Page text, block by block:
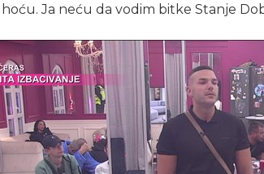
Ja neću da vodim bitke Stanje